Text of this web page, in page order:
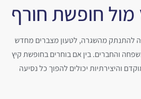
חופשת חורף
להתנתק מהשגרה, לטעון מצברים מחדש
והחברים. בין אם בוחרים בחופשת קיץ
והיצירתיות יכולים להפוך כל נסיעה